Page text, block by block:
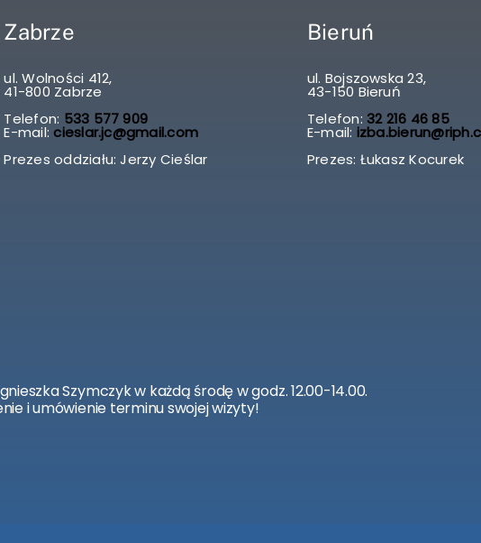
Zabrze
ul. Wolności 412,
41-800 Zabrze
Telefon: 533 577 909
E-mail: cieslar.jc@gmail.com
Prezes oddziału: Jerzy Cieślar
Bieruń
ul. Bojszowska 23,
43-150 Bieruń
Telefon: 32 216 46 85
E-mail:
Prezes: Łukasz Kocurek
Szymczyk w każdą środę w godz. 12.00-14.00.
i umówienie terminu swojej wizyty!